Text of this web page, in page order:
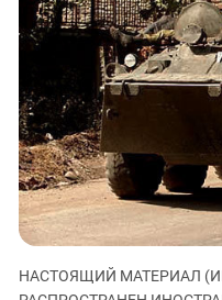
Дагестан
Ингушетия
Кабардино-Балкария
Калмыкия
Карачаево-Черкесия
Краснодарский край
Нагорный Карабах
Ростовская область
НАСТОЯЩИЙ МАТЕРИАЛ